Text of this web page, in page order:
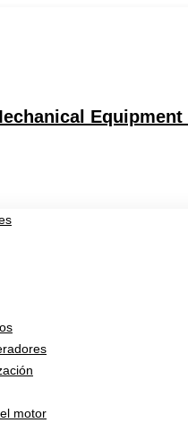
Equipment
motor